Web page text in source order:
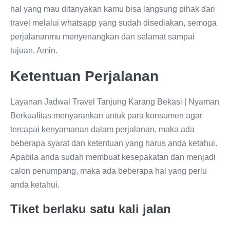
hal yang mau ditanyakan kamu bisa langsung pihak dari
travel melalui whatsapp yang sudah disediakan, semoga
perjalananmu menyenangkan dan selamat sampai
tujuan, Amin.
Ketentuan Perjalanan
Layanan Jadwal Travel Tanjung Karang Bekasi | Nyaman
Berkualitas menyarankan untuk para konsumen agar
tercapai kenyamanan dalam perjalanan, maka ada
beberapa syarat dan ketentuan yang harus anda ketahui.
Apabila anda sudah membuat kesepakatan dan menjadi
calon penumpang, maka ada beberapa hal yang perlu
anda ketahui.
Tiket berlaku satu kali jalan